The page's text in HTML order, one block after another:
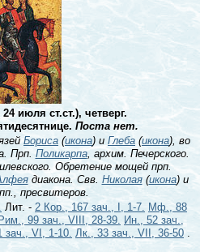
24 июля ст.ст.), четверг.
Поста нет.
Бориса (икона) и Глеба (икона), во
Прп. Поликарпа, архим. Печерского.
Обретение мощей прп.
диакона. Свв. Николая(икона) и
пресвитеров.
Лит. - 2 Кор., 167 зач., I, 1-7. Мф., 88
Рим., 99 зач., VIII, 28-39. Ин., 52 зач.,
зач., VI, 1-10. Лк., 33 зач., VII, 36-50 .